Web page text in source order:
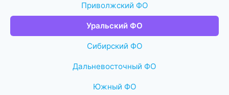
Приволжский ФО
Уральский ФО
Сибирский ФО
Дальневосточный ФО
Южный ФО